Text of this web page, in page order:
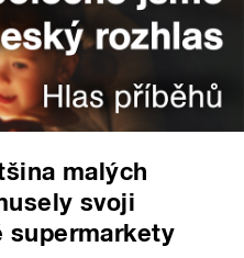
malých
svoji
supermarkety